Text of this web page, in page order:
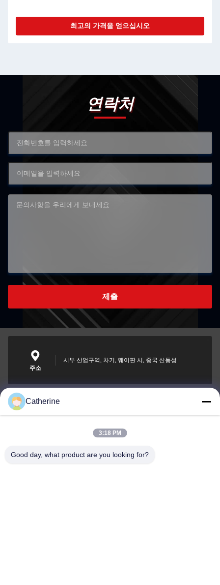
최고의 가격을 얻으십시오
연락처
제출
주소
시부 산업구역, 차기, 웨이판 시, 중국 산동성
padraic@huayumachine.cn
Catherine
3:18 PM
Good day, what product are you looking for?